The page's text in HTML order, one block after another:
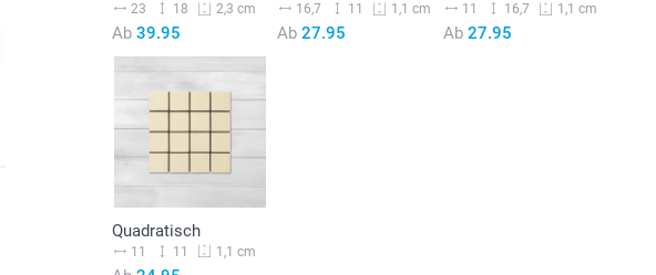
23 18 2,3 cm
Ab 39.95
16,7 11 1,1 cm
Ab 27.95
11 16,7 1,1 cm
Ab27.95
Quadratisch
11 11 1,1 cm